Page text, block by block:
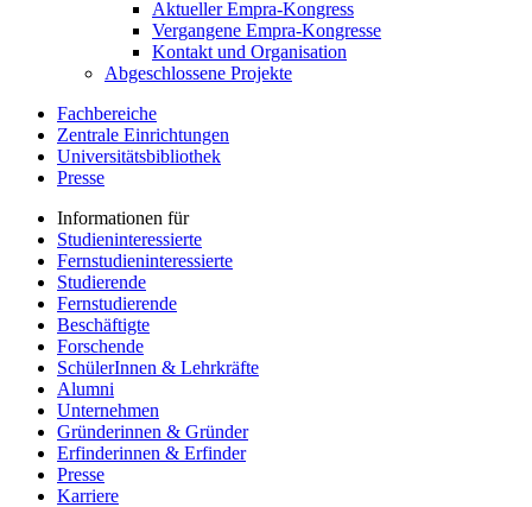
Aktueller Empra-Kongress
Vergangene Empra-Kongresse
Kontakt und Organisation
Abgeschlossene Projekte
Fachbereiche
Zentrale Einrichtungen
Universitätsbibliothek
Presse
Informationen für
Studieninteressierte
Fernstudieninteressierte
Studierende
Fernstudierende
Beschäftigte
Forschende
SchülerInnen & Lehrkräfte
Alumni
Unternehmen
Gründerinnen & Gründer
Erfinderinnen & Erfinder
Presse
Karriere